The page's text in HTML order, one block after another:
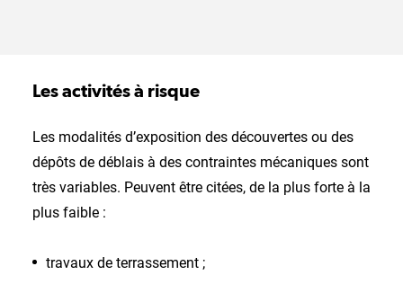
Les activités à risque
Les modalités d’exposition des découvertes ou des
dépôts de déblais à des contraintes mécaniques sont
très variables. Peuvent être citées, de la plus forte à la
plus faible :
travaux de terrassement ;